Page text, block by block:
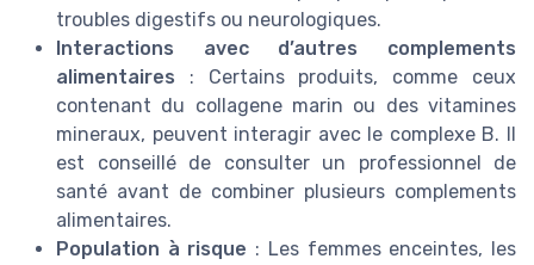
troubles digestifs ou neurologiques.
Interactions avec d’autres complements
alimentaires : Certains produits, comme ceux
contenant du collagene marin ou des vitamines
mineraux, peuvent interagir avec le complexe B. Il
est conseillé de consulter un professionnel de
santé avant de combiner plusieurs complements
alimentaires.
Population à risque : Les femmes enceintes, les